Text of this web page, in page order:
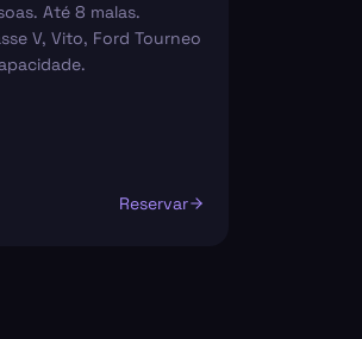
Até 8 malas.
V, Vito, Ford Tourneo
Reservar